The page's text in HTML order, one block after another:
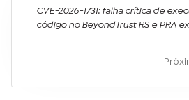
CVE-2026-1731: falha crítica de
código no BeyondTrust RS e PRA